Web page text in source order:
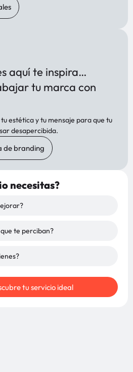
aquí te inspira…
tu marca con
estética y tu mensaje para que tu
desapercibida.
de branding
necesitas?
tu servicio ideal